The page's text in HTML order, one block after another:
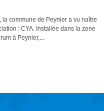
la commune de Peynier a vu naître
: CYA. Installée dans la zone
à Peynier,...